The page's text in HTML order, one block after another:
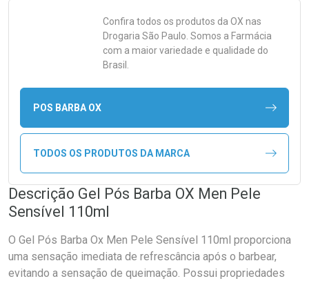
Confira todos os produtos da OX nas
Drogaria São Paulo. Somos a Farmácia
com a maior variedade e qualidade do
Brasil.
POS BARBA OX
TODOS OS PRODUTOS DA MARCA
Descrição Gel Pós Barba OX Men Pele
Sensível 110ml
O Gel Pós Barba Ox Men Pele Sensível 110ml proporciona
uma sensação imediata de refrescância após o barbear,
evitando a sensação de queimação. Possui propriedades